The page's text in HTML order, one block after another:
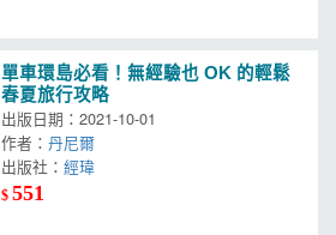
單車環島必看！無經驗也 OK 的輕鬆
春夏旅行攻略
出版日期：2021-10-01
作者：丹尼爾
出版社：
$551